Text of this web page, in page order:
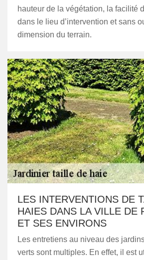
hauteur de la végétation, la facilité
dans le lieu d’intervention et sans
dimension du terrain.
LES INTERVENTIONS DE
HAIES DANS LA VILLE DE
ET SES ENVIRONS
Les entretiens au niveau des
verts sont multiples. En effet, il est